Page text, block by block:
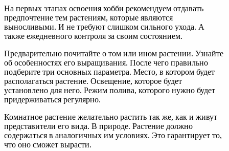
На первых этапах освоения хобби рекомендуем отдавать
предпочтение тем растениям, которые являются
выносливыми. И не требуют слишком сильного ухода. А
также ежедневного контроля за своим состоянием.
Предварительно почитайте о том или ином растении. Узнайте
об особенностях его выращивания. После чего правильно
подберите три основных параметра. Место, в котором будет
располагаться растение. Освещение, которое будет
установлено для него. Режим полива, которого нужно будет
придерживаться регулярно.
Комнатное растение желательно растить так же, как и живут
представители его вида. В природе. Растение должно
содержаться в аналогичных им условиях. Это гарантирует то,
что оно сможет вырасти.